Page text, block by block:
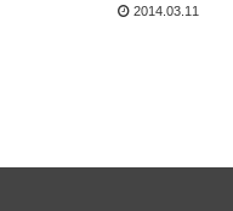
2014.03.11